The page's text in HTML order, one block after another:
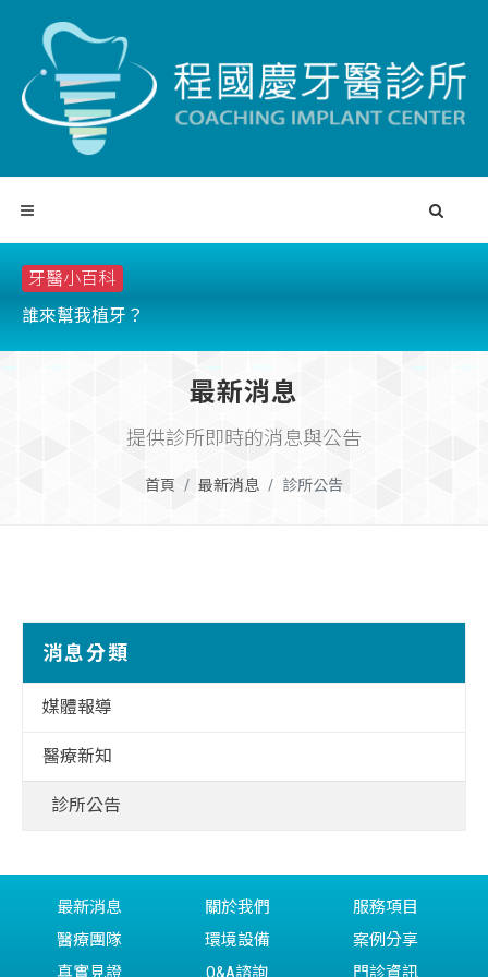
牙醫小百科
誰來幫我植牙？
最新消息
提供診所即時的消息與公告
首頁 最新消息 診所公告
消息分類
媒體報導
醫療新知
診所公告
最新消息 關於我們
服務項目
醫療團隊
環境設備
案例分享
真實見證
Q&A諮詢 門診資訊